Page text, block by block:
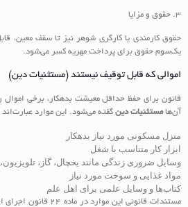
۳. حقوق و مزایا
حقوق کارمندی یا کارگری شوهر نیز تا سقف معین،
یک‌سوم حقوق برای پرداخت مهریه کسر می‌شود.
اموالی که قابل توقیف نیستند (مستثنیات دین)
قانون برای حفظ حداقل معیشت بدهکار، برخی
آن‌هامستثنیات دین گفته می‌شود. این موارد عبارت‌اند
منزل مسکونی مورد نیاز بدهکار
ابزار کار متناسب با شغل
وسایل ضروری زندگی مانند یخچال، گاز،
مواد غذایی و سوخت مورد نیاز
کتاب‌ها و وسایل علمی برای اهل علم